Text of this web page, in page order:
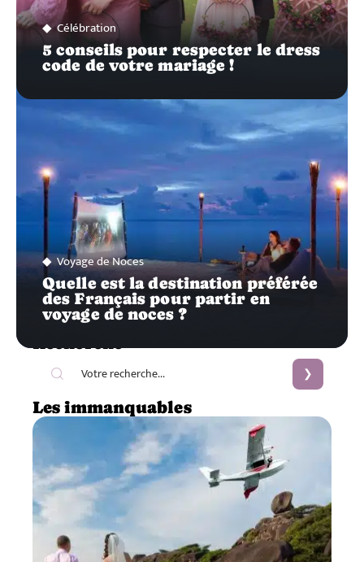
Célébration
5 conseils pour respecter le dress
code de votre mariage !
Voyage de Noces
Quelle est la destination préférée
des Français pour partir en
voyage de noces ?
Recherche
Les immanquables